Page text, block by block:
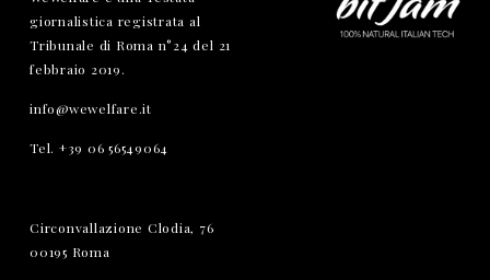
giornalistica registrata al
Tribunale di Roma n°24 del 21
febbraio 2019.
info@wewelfare.it
Tel. +39 06 56549064
Circonvallazione Clodia, 76
00195 Roma